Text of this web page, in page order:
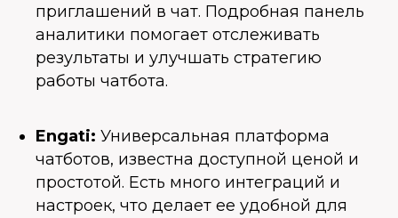
приглашений в чат. Подробная панель
аналитики помогает отслеживать
результаты и улучшать стратегию
работы чатбота.
Engati: Универсальная платформа
чатботов, известна доступной ценой и
простотой. Есть много интеграций и
настроек, что делает ее удобной для